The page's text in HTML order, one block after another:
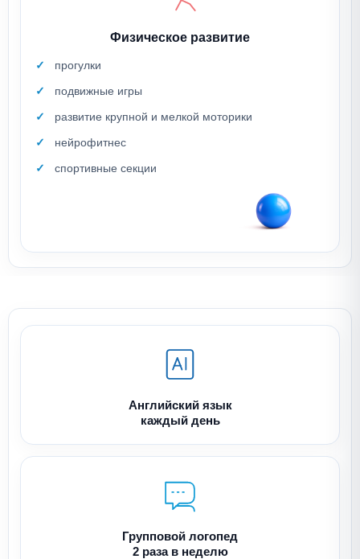
Физическое развитие
прогулки
подвижные игры
развитие крупной и мелкой моторики
нейрофитнес
спортивные секции
Английский язык
каждый день
Групповой логопед
2 раза в неделю